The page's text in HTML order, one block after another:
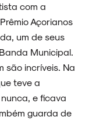
com a
Açorianos
um de seus
Municipal.
são incríveis. Na
teve a
e ficava
guarda de